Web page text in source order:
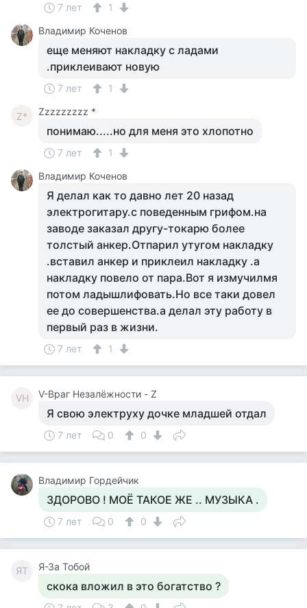
7 лет
1
Владимир Коченов
еще меняют накладку с ладами
.приклеивают новую
7 лет 1
Z* Zzzzzzzzz *
понимаю.....но для меня это хлопотно
7 лет
1
Владимир Коченов
Я делал как то давно лет 20 назад
электрогитару.с поведенным грифом.на
заводе заказал другу-токарю более
толстый анкер.Отпарил утугом накладку
.вставил анкер и приклеил накладку .а
накладку повело от пара.Вот я измучилмя
потом ладышлифовать.Но все таки довел
ее до совершенства.а делал эту работу в
первый раз в жизни.
7 лет 1
VН V-Враг Незалёжности - Z
Я свою электруху дочке младшей отдал
7 лет 0 0
Владимир Гордейчик
ЗДОРОВО ! МОЁ ТАКОЕ ЖЕ .. МУЗЫКА .
7 лет 0 0
ЯТ Я-За Тобой
скока вложил в это богатство ?